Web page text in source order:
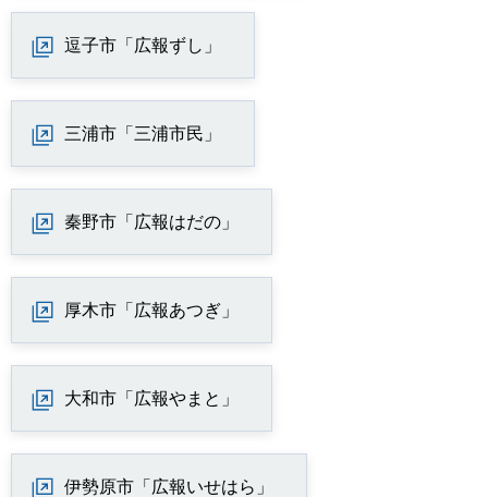
逗子市「広報ずし」
三浦市「三浦市民」
秦野市「広報はだの」
厚木市「広報あつぎ」
大和市「広報やまと」
伊勢原市「広報いせはら」